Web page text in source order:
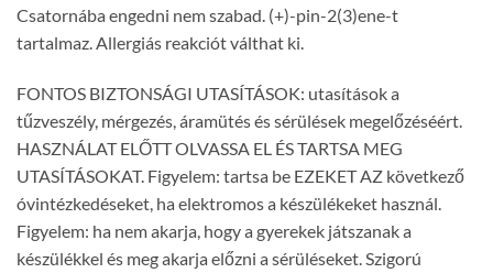
Csatornába engedni nem szabad. (+)-pin-2(3)ene-t
tartalmaz. Allergiás reakciót válthat ki.
FONTOS BIZTONSÁGI UTASÍTÁSOK: utasítások a
tűzveszély, mérgezés, áramütés és sérülések megelőzéséért.
HASZNÁLAT ELŐTT OLVASSA EL ÉS TARTSA MEG
UTASÍTÁSOKAT. Figyelem: tartsa be EZEKET AZ következő
óvintézkedéseket, ha elektromos a készülékeket használ.
Figyelem: ha nem akarja, hogy a gyerekek játszanak a
készülékkel és meg akarja előzni a sérüléseket. Szigorú